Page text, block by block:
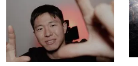
anggaran untuk bibit
Gayo
11:15 WIB